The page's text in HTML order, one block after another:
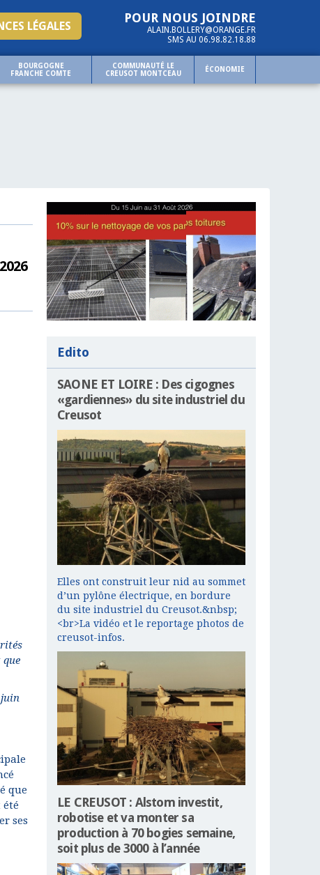
POUR NOUS JOINDRE
ALAIN.BOLLERY@ORANGE.FR
SMS AU 06.98.82.18.88
LÉGALES
BOURGOGNE
FRANCHE COMTE
COMMUNAUTÉ LE
CREUSOT MONTCEAU
ÉCONOMIE
juin
que
été
ses
Edito
SAONE ET LOIRE : Des cigognes
«gardiennes» du site industriel du
Creusot
Elles ont construit leur nid au sommet
d’un pylône électrique, en bordure
du site industriel du Creusot.&nbsp;
<br>La vidéo et le reportage photos de
creusot-infos.
LE CREUSOT : Alstom investit,
robotise et va monter sa
production à 70 bogies semaine,
soit plus de 3000 à l’année